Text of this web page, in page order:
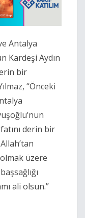
Antalya
Kardeşi Aydın
bir
“Önceki
derin bir
üzere
ali olsun.”